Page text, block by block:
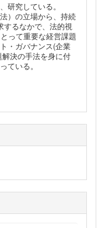
研究している。
）の立場から、持続
するなかで、法的視
って重要な経営課題
・ガバナンス(企業
決の手法を身に付
ている。